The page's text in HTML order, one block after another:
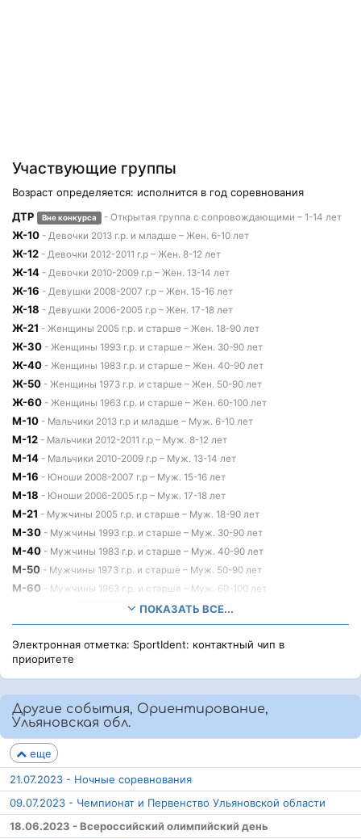
Участвующие группы
Возраст определяется: исполнится в год соревнования
ДТР
Вне конкурса - Открытая группа с сопровождающими – 1-14 лет
Ж-10 - Девочки 2013 г.р. и младше – Жен. 6-10 лет
Ж-12 - Девочки 2012-2011 г.р – Жен. 8-12 лет
Ж-14 - Девочки 2010-2009 г.р – Жен. 13-14 лет
Ж-16 - Девушки 2008-2007 г.р – Жен. 15-16 лет
Ж-18 - Девушки 2006-2005 г.р – Жен. 17-18 лет
Ж-21 - Женщины 2005 г.р. и старше – Жен. 18-90 лет
Ж-30 - Женщины 1993 г.р. и старше – Жен. 30-90 лет
Ж-40 - Женщины 1983 г.р. и старше – Жен. 40-90 лет
Ж-50 - Женщины 1973 г.р. и старше – Жен. 50-90 лет
Ж-60 - Женщины 1963 г.р. и старше – Жен. 60-100 лет
М-10 - Мальчики 2013 г.р и младше – Муж. 6-10 лет
М-12 - Мальчики 2012-2011 г.р – Муж. 8-12 лет
М-14 - Мальчики 2010-2009 г.р – Муж. 13-14 лет
М-16 - Юноши 2008-2007 г.р – Муж. 15-16 лет
М-18 - Юноши 2006-2005 г.р – Муж. 17-18 лет
М-21 - Мужчины 2005 г.р. и старше – Муж. 18-90 лет
М-30 - Мужчины 1993 г.р. и старше – Муж. 30-90 лет
М-40 - Мужчины 1983 г.р. и старше – Муж. 40-90 лет
М-50 - Мужчины 1973 г.р. и старше – Муж. 50-90 лет
М-60 - Мужчины 1963 г.р. и старше – Муж. 60-100 лет
Вне конкурса - Простая дистанция уровня 14 гр – 15-90
лет
ПОКАЗАТЬ ВСЕ...
Электронная отметка: SportIdent: контактный чип в
приоритете
Другие события, Ориентирование,
Ульяновская обл.
еще
21.07.2023 - Ночные соревнования
09.07.2023 - Чемпионат и Первенство Ульяновской области
18.06.2023 - Всероссийский олимпийский день